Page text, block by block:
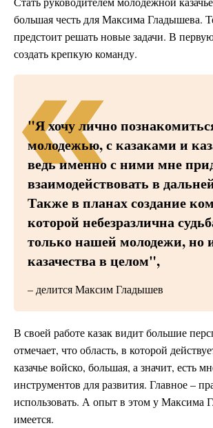
большая честь для Максима Гладышева.
предстоит решать новые задачи. В
создать крепкую команду.
"Я хочу лично
молодежью, с казаками и
ведь именно с ними мне
взаимодействовать в
Также в планах создание
которой небезразлична
только нашей молодежи, но
казачества в целом",
– делится Максим Гладышев
В своей работе казак видит большие
отмечает, что область, в которой
казачье войско, большая, а значит, есть
инструментов для развития. Главное –
использовать. А опыт в этом у Максима
имеется.